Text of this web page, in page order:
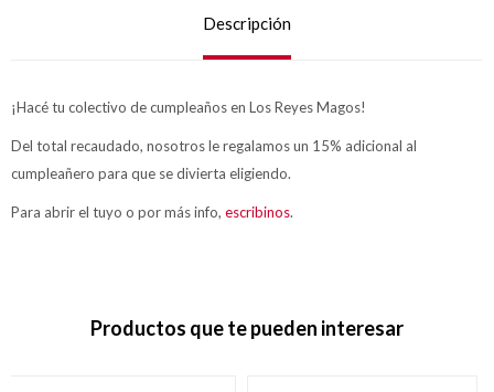
Descripción
¡Hacé tu colectivo de cumpleaños en Los Reyes Magos!
Del total recaudado, nosotros le regalamos un 15% adicional al
cumpleañero para que se divierta eligiendo.
Para abrir el tuyo o por más info, escribinos.
Productos que te pueden interesar